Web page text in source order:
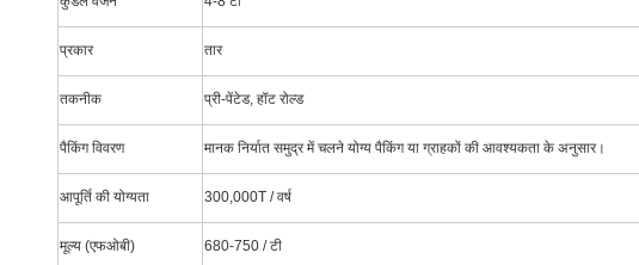
प्रकार तार
तकनीक प्री-पेंटेड, हॉट रोल्ड
पैकिंग विवरण मानक निर्यात समुद्र में चलने योग्य पैकिंग या ग्राहकों की आवश्यकता के अनुसार।
आपूर्ति की योग्यता 300,000T / वर्ष
मूल्य (एफओबी) 680-750 / टी